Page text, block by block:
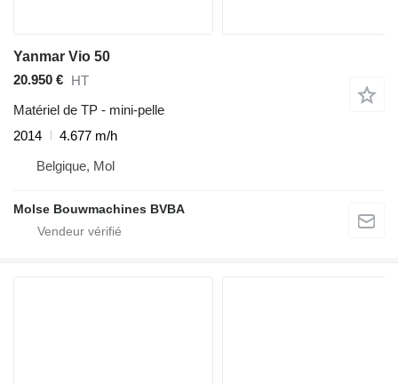
Yanmar Vio 50
20.950 € HT
Matériel de TP - mini-pelle
2014
4.677 m/h
Belgique, Mol
Molse Bouwmachines BVBA